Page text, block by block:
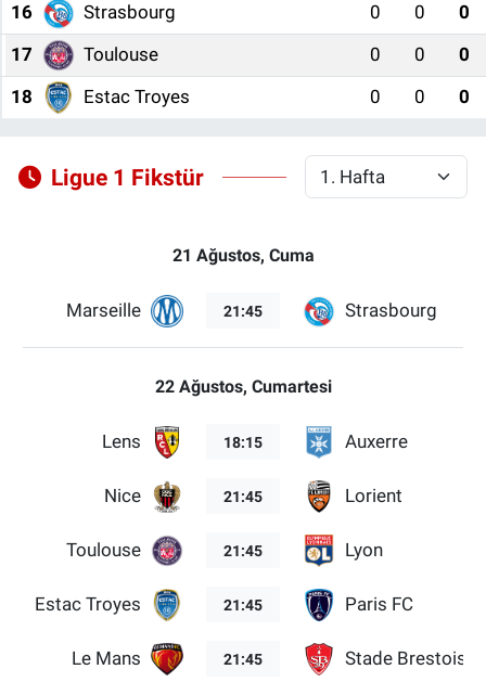
16
Strasbourg 0 0
0
17
Toulouse 0 0
0
18
Estac Troyes 0 0 0
Ligue 1 Fikstür
21 Ağustos, Cuma
Marseille 21:45 Strasbourg
22 Ağustos, Cumartesi
Lens 18:15 Auxerre
Nice 21:45 Lorient
Toulouse 21:45 Lyon
Estac Troyes 21:45 Paris FC
Le Mans 21:45 Stade Brestois